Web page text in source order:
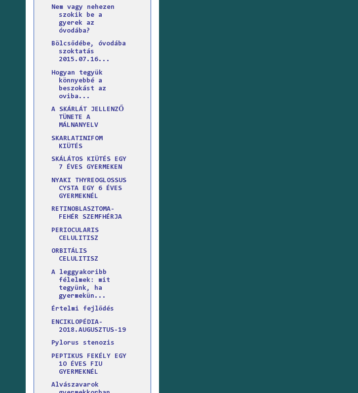
Nem vagy nehezen
szokik be a
gyerek az
óvodába?
Bölcsődébe, óvodába
szoktatás
2015.07.16...
Hogyan tegyük
könnyebbé a
beszokást az
oviba...
A SKÁRLÁT JELLENZŐ
TÜNETE A
MÁLNANYELV
SKARLATINIFOM
KIÜTÉS
SKÁLÁTOS KIÜTÉS EGY
7 ÉVES GYERMEKEN
NYAKI THYREOGLOSSUS
CYSTA EGY 6 ÉVES
GYERMEKNÉL
RETINOBLASZTOMA-
FEHÉR SZEMFHÉRJA
PERIOCULARIS
CELULITISZ
ORBITÁLIS
CELULITISZ
A leggyakoribb
félelmek: mit
tegyünk, ha
gyermekün...
Értelmi fejlődés
ENCIKLOPÉDIA-
2O18.AUGUSZTUS-19
Pylorus stenozis
PEPTIKUS FEKÉLY EGY
1O ÉVES FIU
GYERMEKNÉL
Alvászavarok